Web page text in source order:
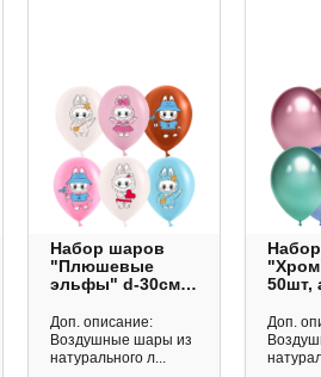
Набор шаров
"Плюшевые
эльфы" d-30см,
ассорти 612988
Дон Баллон
Доп. описание:
Воздушные шары из
натурального л...
50шт,
Доп.